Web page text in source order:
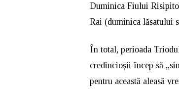
Duminica Fiului
Rai (duminica lăsatului
În total, perioada
credincioșii încep să
pentru această aleasă